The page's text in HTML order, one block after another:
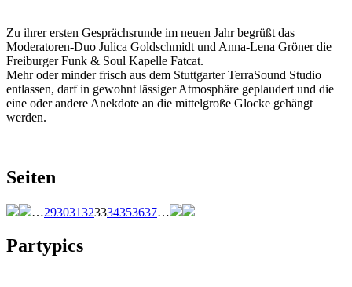
Zu ihrer ersten Gesprächsrunde im neuen Jahr begrüßt das
Moderatoren-Duo Julica Goldschmidt und Anna-Lena Gröner die
Freiburger Funk & Soul Kapelle Fatcat.
Mehr oder minder frisch aus dem Stuttgarter TerraSound Studio
entlassen, darf in gewohnt lässiger Atmosphäre geplaudert und die
eine oder andere Anekdote an die mittelgroße Glocke gehängt
werden.
Seiten
…293031323334353637…
Partypics